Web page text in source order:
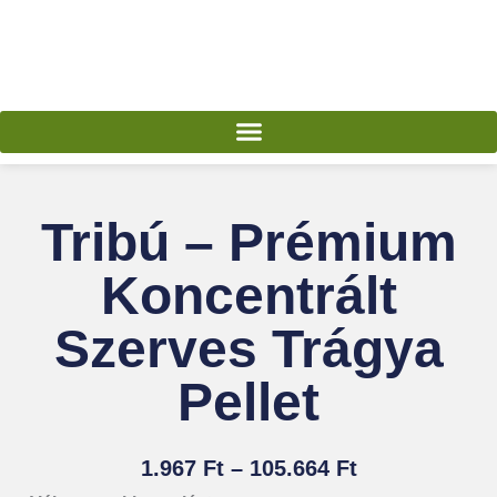
Tribú – Prémium
Koncentrált
Szerves Trágya
Pellet
1.967 Ft – 105.664 FtÁrtartomány: